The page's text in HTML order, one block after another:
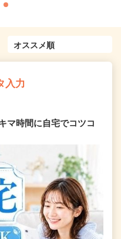
入力
マ時間に自宅でコツコ